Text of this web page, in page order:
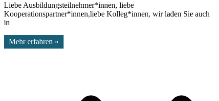
Liebe Ausbildungsteilnehmer*innen, liebe
Kooperationspartner*innen,liebe Kolleg*innen, wir laden Sie auch
in
Mehr erfahren »